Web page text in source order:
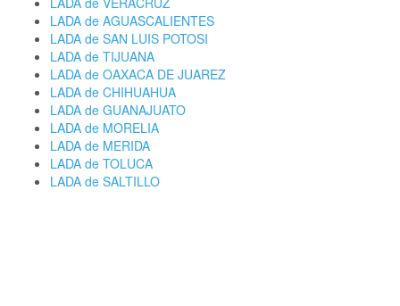
LADA de AGUASCALIENTES
LADA de SAN LUIS POTOSI
LADA de TIJUANA
LADA de OAXACA DE JUAREZ
LADA de CHIHUAHUA
LADA de GUANAJUATO
LADA de MORELIA
LADA de MERIDA
LADA de TOLUCA
LADA de SALTILLO